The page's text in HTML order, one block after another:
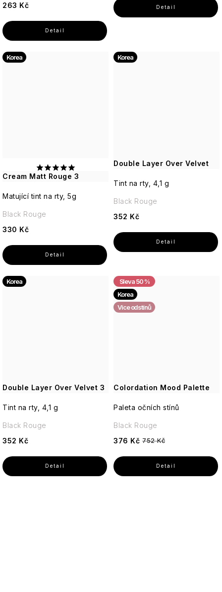
263 Kč
Cream Matt Rouge 3
Korea
Matující tint na rty, 5g
330 Kč
Black Rouge
Double Layer Over Velvet
Korea
Tint na rty, 4,1 g
352 Kč
Black Rouge
Double Layer Over Velvet 3
Korea
Tint na rty, 4,1 g
352 Kč
Black Rouge
Colordation Mood Palette
50 %
Korea
Více odstínů
Paleta očních stínů
376 Kč 752 Kč
Black Rouge